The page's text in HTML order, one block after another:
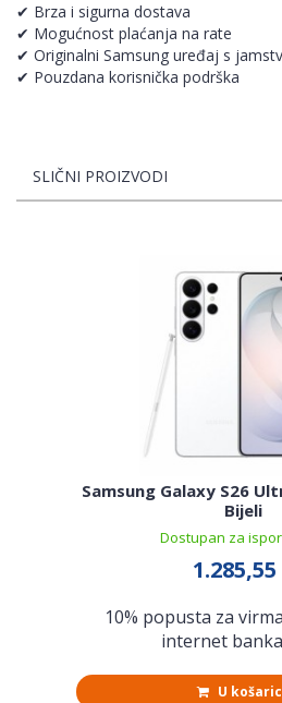
✔ Brza i sigurna dostava
✔ Mogućnost plaćanja na rate
✔ Originalni Samsung uređaj s
✔ Pouzdana korisnička podrška
SLIČNI PROIZVODI
Samsung Galaxy S26
Bijeli
Dostupan za
10% popusta za
internet
U